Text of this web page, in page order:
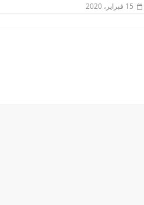
15 فبراير، 2020